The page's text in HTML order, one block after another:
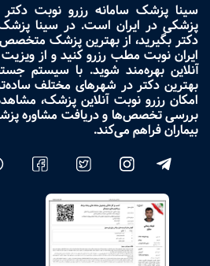
سینا پزشک سامانه رزرو نوبت
پزشکی در ایران است. در سینا پزشک
دکتر بگیرید، از بهترین پزشک
ایران نوبت مطب رزرو کنید و از
آنلاین بهره‌مند شوید. با سیستم
بهترین دکتر در شهرهای مختلف
امکان رزرو نوبت آنلاین پزشک،
بررسی تخصص‌ها و دریافت مشاوره
بیماران فراهم می‌کند.